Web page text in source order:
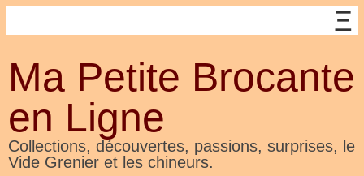
Ma Petite Brocante
en Ligne
Collections, découvertes, passions, surprises, le
Vide Grenier et les chineurs.